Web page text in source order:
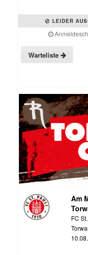
LEIDER
Warteliste
Am
FC